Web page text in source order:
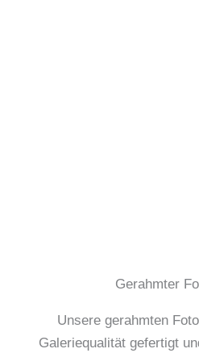
Gerahmter
Unsere gerahmten
Galeriequalität gefertigt